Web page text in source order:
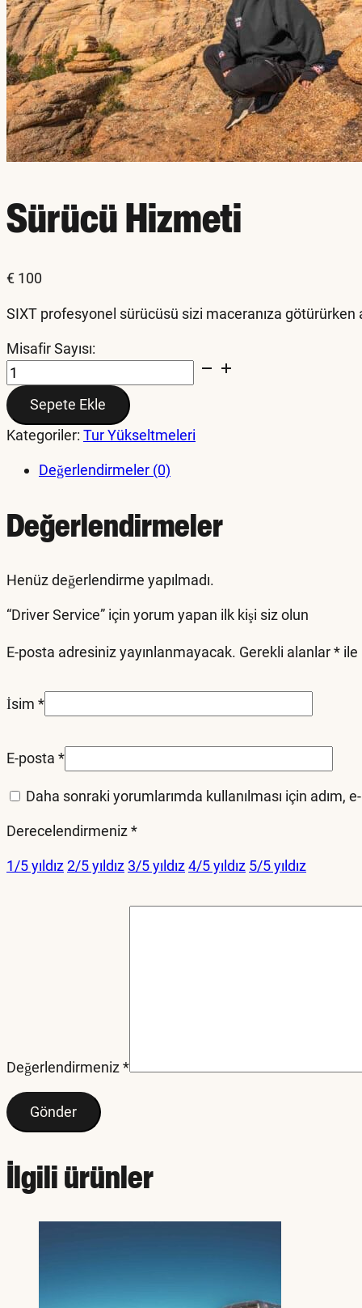
Sürücü Hizmeti
€ 100
SIXT profesyonel sürücüsü sizi maceranıza götürürken
Misafir Sayısı:
Driver
Service
adetSepete Ekle
Kategoriler: Tur Yükseltmeleri
Değerlendirmeler (0)
Değerlendirmeler
Henüz değerlendirme yapılmadı.
“Driver Service” için yorum yapan ilk kişi siz olun
E-posta adresiniz yayınlanmayacak. Gerekli alanlar* ile
İsim *
E-posta *
Daha sonraki yorumlarımda kullanılması için
Derecelendirmeniz*
1/5 yıldız2/5 yıldız 3/5 yıldız4/5 yıldız 5/5 yıldız
Değerlendirmeniz*
İlgili ürünler